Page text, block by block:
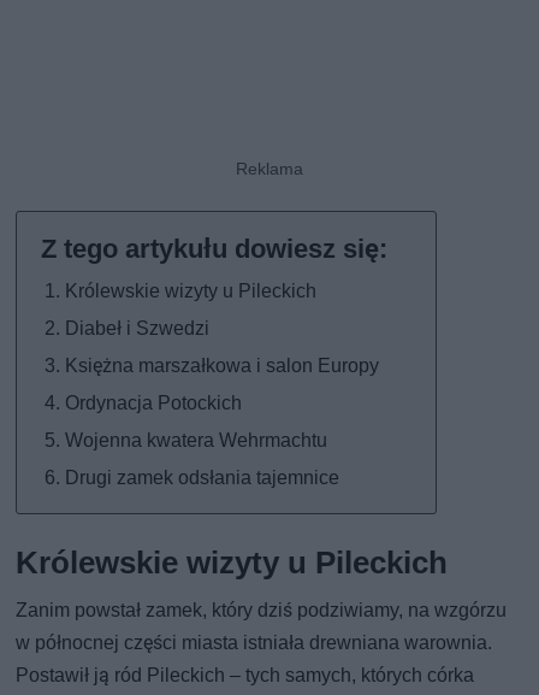
Królewskie wizyty u Pileckich
Diabeł i Szwedzi
Księżna marszałkowa i salon Europy
Ordynacja Potockich
Wojenna kwatera Wehrmachtu
Drugi zamek odsłania tajemnice
Królewskie wizyty u Pileckich
Zanim powstał zamek, który dziś podziwiamy, na wzgórzu
w północnej części miasta istniała drewniana warownia.
Postawił ją ród Pileckich – tych samych, których córka